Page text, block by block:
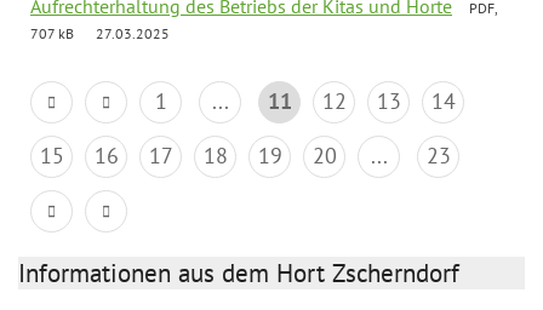
Aufrechterhaltung des Betriebs der Kitas und Horte
PDF,
707 kB
27.03.2025
1 ... 11 12 13
14
15
16 17 18 19 20 ... 23
Informationen aus dem Hort Zscherndorf